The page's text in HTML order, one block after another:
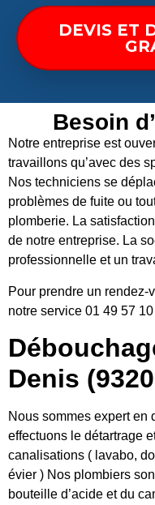
DEVIS ET
Besoin
Notre entreprise est
travaillons qu’avec des
Nos techniciens se
problèmes de fuite ou
plomberie. La
de notre entreprise. La
professionnelle et un
Pour prendre un
notre service 01 49 57
Denis
Nous sommes expert en
effectuons le détartrage
canalisations ( lavabo,
évier ) Nos plombiers
bouteille d’acide et du